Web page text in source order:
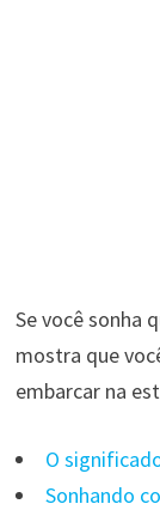
Se você sonha
mostra que
embarcar na
O
Sonhando